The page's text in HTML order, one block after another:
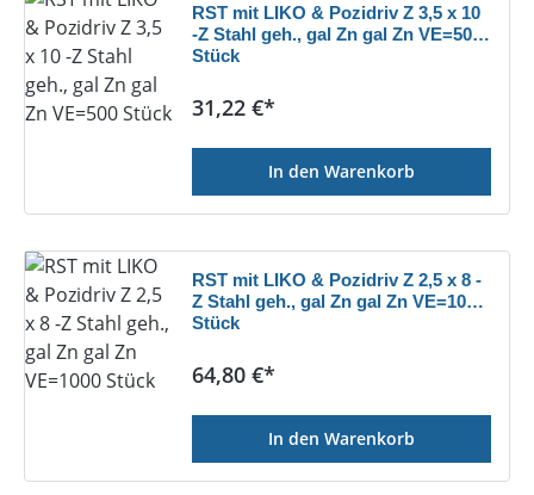
RST mit LIKO & Pozidriv Z 3,5 x 10
-Z Stahl geh., gal Zn gal Zn VE=500
Stück
Regulärer Preis:
31,22 €*
In den Warenkorb
RST mit LIKO & Pozidriv Z 2,5 x 8 -
Z Stahl geh., gal Zn gal Zn VE=1000
Stück
Regulärer Preis:
64,80 €*
In den Warenkorb